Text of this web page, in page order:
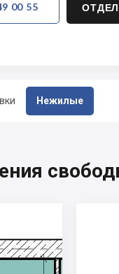
Нежилые
00 55